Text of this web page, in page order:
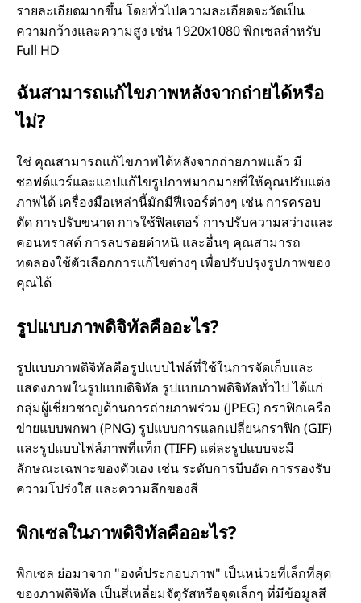
รายละเอียดมากขึ้น โดยทั่วไปความละเอียดจะวัดเป็น
ความกว้างและความสูง เช่น 1920x1080 พิกเซลสำหรับ
Full HD
ฉันสามารถแก้ไขภาพหลังจากถ่ายได้หรือ
ไม่?
ใช่ คุณสามารถแก้ไขภาพได้หลังจากถ่ายภาพแล้ว มี
ซอฟต์แวร์และแอปแก้ไขรูปภาพมากมายที่ให้คุณปรับแต่ง
ภาพได้ เครื่องมือเหล่านี้มักมีฟีเจอร์ต่างๆ เช่น การครอบ
ตัด การปรับขนาด การใช้ฟิลเตอร์ การปรับความสว่างและ
คอนทราสต์ การลบรอยตำหนิ และอื่นๆ คุณสามารถ
ทดลองใช้ตัวเลือกการแก้ไขต่างๆ เพื่อปรับปรุงรูปภาพของ
คุณได้
รูปแบบภาพดิจิทัลคืออะไร?
รูปแบบภาพดิจิทัลคือรูปแบบไฟล์ที่ใช้ในการจัดเก็บและ
แสดงภาพในรูปแบบดิจิทัล รูปแบบภาพดิจิทัลทั่วไป ได้แก่
กลุ่มผู้เชี่ยวชาญด้านการถ่ายภาพร่วม (JPEG) กราฟิกเครือ
ข่ายแบบพกพา (PNG) รูปแบบการแลกเปลี่ยนกราฟิก (GIF)
และรูปแบบไฟล์ภาพที่แท็ก (TIFF) แต่ละรูปแบบจะมี
ลักษณะเฉพาะของตัวเอง เช่น ระดับการบีบอัด การรองรับ
ความโปร่งใส และความลึกของสี
พิกเซลในภาพดิจิทัลคืออะไร?
พิกเซล ย่อมาจาก "องค์ประกอบภาพ" เป็นหน่วยที่เล็กที่สุด
ของภาพดิจิทัล เป็นสี่เหลี่ยมจัตุรัสหรือจุดเล็กๆ ที่มีข้อมูลสี